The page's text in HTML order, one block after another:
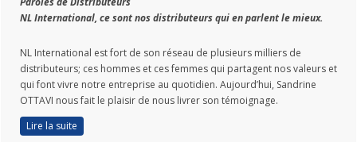
NL International, ce sont nos distributeurs qui en parlent le mieux.
NL International est fort de son réseau de plusieurs milliers de
distributeurs; ces hommes et ces femmes qui partagent nos valeurs et
qui font vivre notre entreprise au quotidien. Aujourd’hui, Sandrine
OTTAVI nous fait le plaisir de nous livrer son témoignage.
Lire la suite